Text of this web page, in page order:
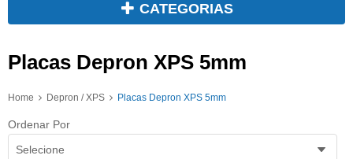
CATEGORIAS
Placas Depron XPS 5mm
Home Depron / XPS Placas Depron XPS 5mm
Ordenar Por
Selecione